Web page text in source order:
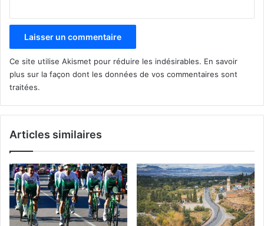
Ce site utilise Akismet pour réduire les indésirables. En savoir
plus sur la façon dont les données de vos commentaires sont
traitées.
Articles similaires